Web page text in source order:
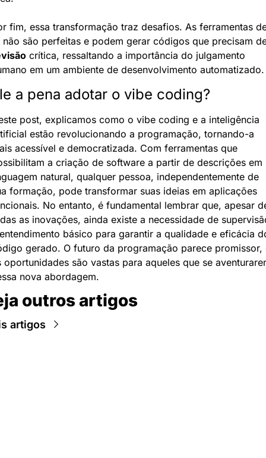
fim, essa transformação traz desafios. As ferramentas
crítica, ressaltando a importância do julgamento
em um ambiente de desenvolvimento automatizado.
a pena adotar o vibe coding?
post, explicamos como o vibe coding e a inteligência
estão revolucionando a programação, tornando-a
acessível e democratizada. Com ferramentas que
a criação de software a partir de descrições em
natural, qualquer pessoa, independentemente de
formação, pode transformar suas ideias em aplicações
No entanto, é fundamental lembrar que, apesar
as inovações, ainda existe a necessidade de
básico para garantir a qualidade e eficácia
gerado. O futuro da programação parece promissor,
oportunidades são vastas para aqueles que se
nova abordagem.
outros artigos
artigos